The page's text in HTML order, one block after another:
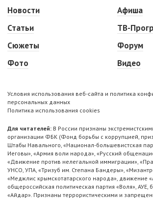
Новости
Статьи
Сюжеты
Фото
Афиша
ТВ-
Форум
Видео
Условия использования веб-сайта и политика
персональных данных
Политика использования cookies
Для читателей: В России признаны
организации ФБК (Фонд борьбы с коррупцией,
Штабы Навального, «Национал-большевистская
Иеговы», «Армия воли народа», «Русский
«Движение против нелегальной иммиграции»,
УНСО, УПА, «Тризуб им. Степана Бандеры»,
«Меджлис крымскотатарского народа», движение
общероссийская политическая партия «Воля», АУЕ,
«Айдар». Признаны террористическими и